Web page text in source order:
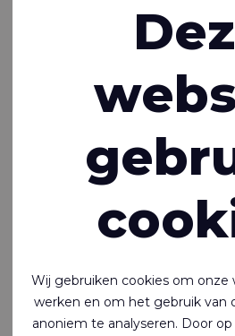
Ontdek weefsels
Om PVC gecoate weefsels te
kunnen niet worden gerecycled.
miljoenen meters als giftig afval
van mensen, het klimaat en het
Met Rivercyclon® zetten we een
doel te bereiken om PVC-gecoate
neem contact met ons op om te
kunnen betekenen.
Wij gebruiken cookies om
werken en om het gebruik van
anoniem te analyseren. Door